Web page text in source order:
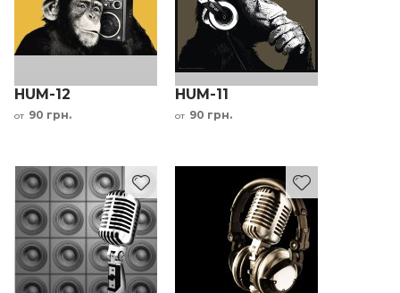
HUM-12
от 90 грн.
HUM-11
от 90 грн.